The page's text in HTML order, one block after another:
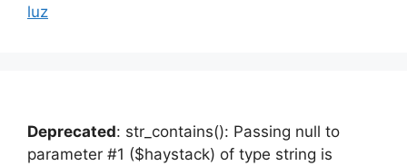
luz
Deprecated: str_contains(): Passing null to
parameter #1 ($haystack) of type string is